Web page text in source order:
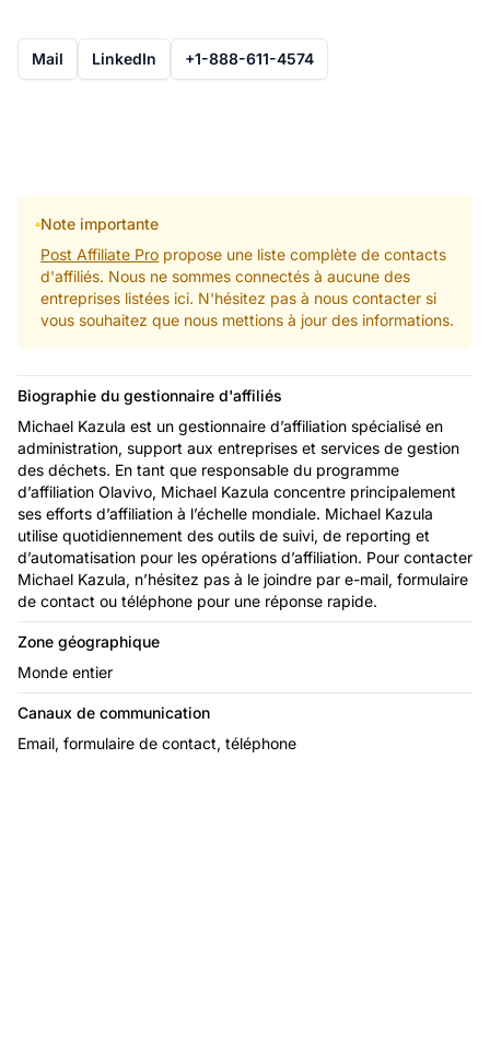
Mail LinkedIn +1-888-611-4574
Note importante
Post Affiliate Pro propose une liste complète de contacts
d'affiliés. Nous ne sommes connectés à aucune des
entreprises listées ici. N'hésitez pas à nous contacter si
vous souhaitez que nous mettions à jour des informations.
Biographie du gestionnaire d'affiliés
Michael Kazula est un gestionnaire d’affiliation spécialisé en
administration, support aux entreprises et services de gestion
des déchets. En tant que responsable du programme
d’affiliation Olavivo, Michael Kazula concentre principalement
ses efforts d’affiliation à l’échelle mondiale. Michael Kazula
utilise quotidiennement des outils de suivi, de reporting et
d’automatisation pour les opérations d’affiliation. Pour contacter
Michael Kazula, n’hésitez pas à le joindre par e-mail, formulaire
de contact ou téléphone pour une réponse rapide.
Zone géographique
Monde entier
Canaux de communication
Email, formulaire de contact, téléphone